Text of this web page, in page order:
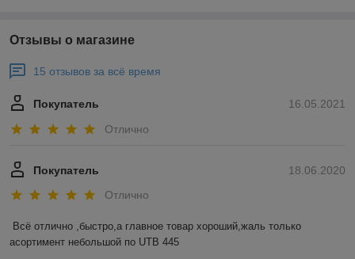
Отзывы о магазине
15 отзывов за всё время
16.05.2021
Покупатель
Отлично
18.06.2020
Покупатель
Отлично
Всё отлично ,быстро,а главное товар хороший,жаль только
асортимент небольшой по UTB 445